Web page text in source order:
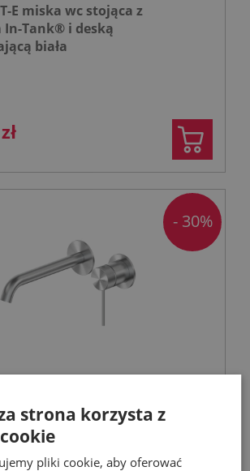
E miska wc stojąca z
Tank® i deską
biała
stal nierdzewna
- 30%
strona korzysta z
pliki cookie, aby oferować